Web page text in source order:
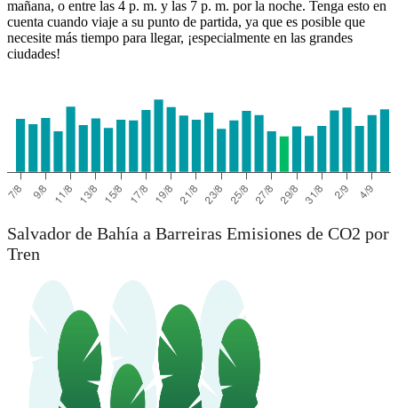
Salvador
mañana, o entre las 4 p. m. y las 7 p. m. por la noche. Tenga esto en
cuenta cuando viaje a su punto de partida, ya que es posible que
necesite más tiempo para llegar, ¡especialmente en las grandes
ciudades!
Salvador de Bahía a Barreiras Emisiones de CO2 por
Tren